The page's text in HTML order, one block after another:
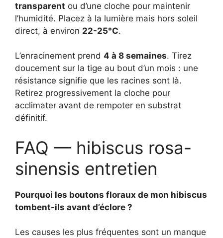
transparent ou d’une cloche pour maintenir
l’humidité. Placez à la lumière mais hors soleil
direct, à environ 22-25°C.
L’enracinement prend 4 à 8 semaines. Tirez
doucement sur la tige au bout d’un mois : une
résistance signifie que les racines sont là.
Retirez progressivement la cloche pour
acclimater avant de rempoter en substrat
définitif.
FAQ — hibiscus rosa-
sinensis entretien
Pourquoi les boutons floraux de mon hibiscus
tombent-ils avant d’éclore ?
Les causes les plus fréquentes sont un manque